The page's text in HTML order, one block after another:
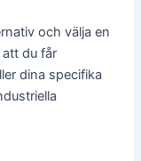
och välja en
du får
dina specifika